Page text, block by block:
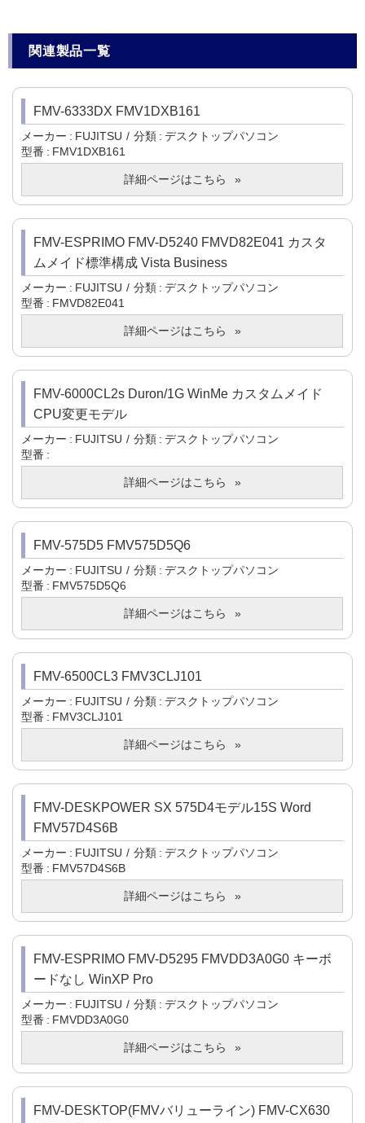
関連製品一覧
FMV-6333DX FMV1DXB161
メーカー FUJITSU 分類
デスクトップパソコン
型番
FMV1DXB161
詳細ページはこちら
FMV-ESPRIMO FMV-D5240 FMVD82E041 カスタ
ムメイド標準構成 Vista Business
メーカー FUJITSU 分類
デスクトップパソコン
型番
FMVD82E041
詳細ページはこちら
FMV-6000CL2s Duron/1G WinMe カスタムメイド
CPU変更モデル
メーカー FUJITSU 分類
デスクトップパソコン
型番
詳細ページはこちら
FMV-575D5 FMV575D5Q6
メーカー FUJITSU 分類
デスクトップパソコン
型番
FMV575D5Q6
詳細ページはこちら
FMV-6500CL3 FMV3CLJ101
メーカー FUJITSU 分類
デスクトップパソコン
型番
FMV3CLJ101
詳細ページはこちら
FMV-DESKPOWER SX 575D4モデル15S Word
FMV57D4S6B
メーカー FUJITSU 分類
デスクトップパソコン
型番
FMV57D4S6B
詳細ページはこちら
FMV-ESPRIMO FMV-D5295 FMVDD3A0G0 キーボ
ードなし WinXP Pro
メーカー FUJITSU 分類
デスクトップパソコン
型番
FMVDD3A0G0
詳細ページはこちら
FMV-DESKTOP(FMVバリューライン) FMV-CX630